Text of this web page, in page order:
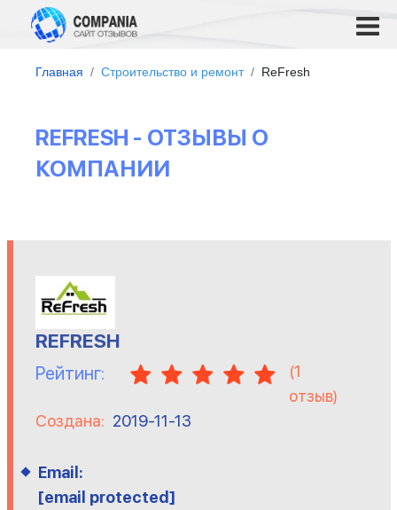
Главная Строительство и ремонт ReFresh
REFRESH - ОТЗЫВЫ О
КОМПАНИИ
REFRESH
Рейтинг: (1
отзыв)
Создана: 2019-11-13
Email:
[email protected]